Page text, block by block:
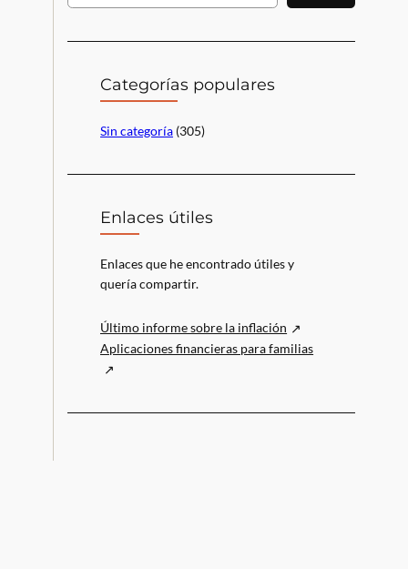
c
Categorías populares
Sin categoría (305)
Enlaces útiles
Enlaces que he encontrado útiles y
quería compartir.
Último informe sobre la inflación
Aplicaciones financieras para familias